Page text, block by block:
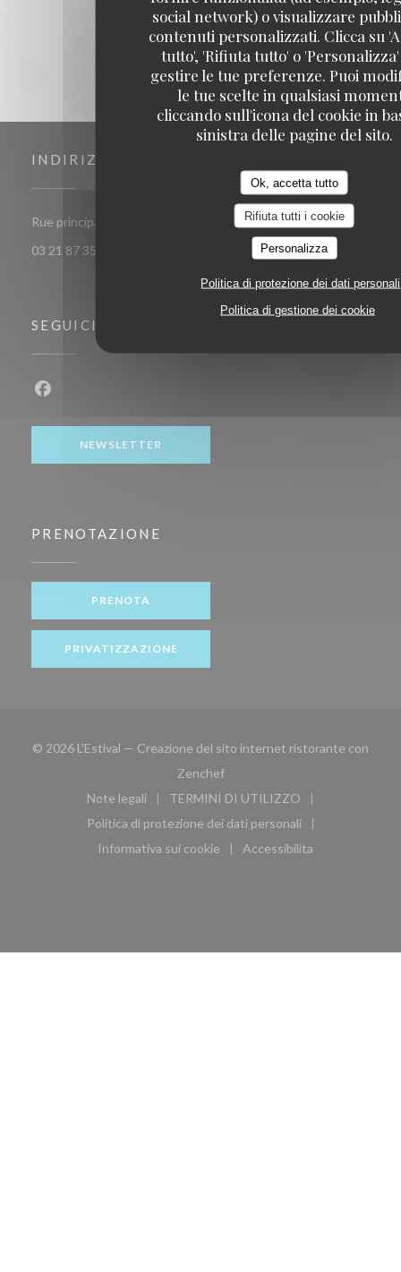
social network) o visualizzare
contenuti personalizzati. Clicca su
tutto', 'Rifiuta tutto' o
gestire le tue preferenze. Puoi
le tue scelte in qualsiasi
cliccando sull'icona del cookie in
sinistra delle pagine del sito.
Ok, accetta tutto
Rifiuta tutti i cookie
Personalizza
Politica di protezione dei dati personali
Politica di gestione dei cookie
INDIRIZZO
Rue principale 62179 Audinghen
((apre una nuova finestra))
03 21 87 35 32
SEGUICI
NEWSLETTER
PRENOTAZIONE
PRENOTA
PRIVATIZZAZIONE
© 2026 L'Estival — Creazione del sito internet ristorante con
Zenchef((apre una nuova finestra))
Note legali
((apre una nuova finestra))
TERMINI DI UTILIZZO
((apre una nuova finestra))
Politica di protezione dei dati personali
((apre una nuova finestra))
Informativa sui cookie
((apre una nuova finestra))
Accessibilita